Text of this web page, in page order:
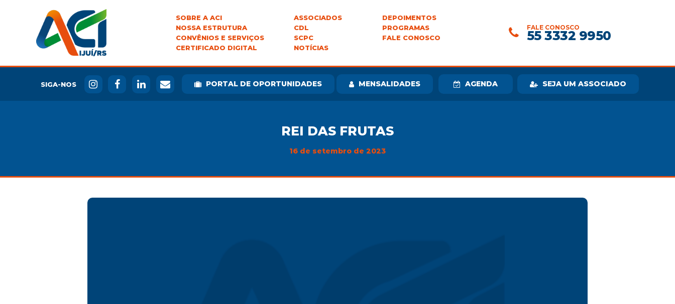
SOBRE A ACI
NOSSA ESTRUTURA
CONVÊNIOS E SERVIÇOS
CERTIFICADO DIGITAL
ASSOCIADOS
CDL
SCPC
NOTÍCIAS
DEPOIMENTOS
PROGRAMAS
FALE CONOSCO
FALE CONOSCO
55 3332 9950
SIGA-NOS PORTAL DE OPORTUNIDADES MENSALIDADES AGENDA SEJA UM ASSOCIADO
REI DAS FRUTAS
16 de setembro de 2023